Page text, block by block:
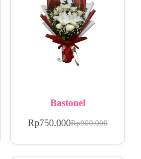
Bastonel
Rp900.000
Rp750.000